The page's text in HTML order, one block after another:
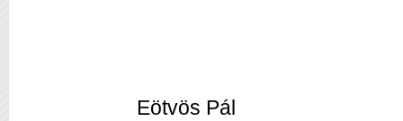
Eötvös Pál